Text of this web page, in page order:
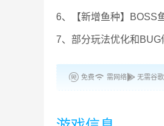
6、【新增鱼种】BOSS
7、部分玩法优化和BUG
免费 需网络 无需谷